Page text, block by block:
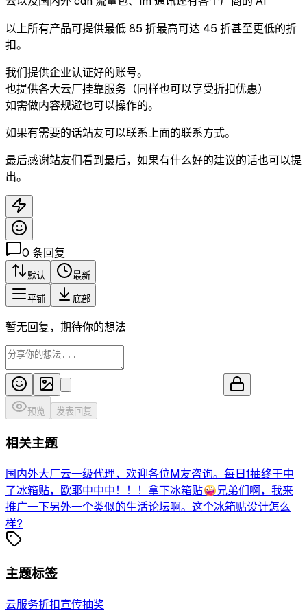
以上所有产品可提供最低 85 折最高可达 45 折甚至更低的折
扣。
我们提供企业认证好的账号。
也提供各大云厂挂靠服务（同样也可以享受折扣优惠）
如需做内容规避也可以操作的。
如果有需要的话站友可以联系上面的联系方式。
最后感谢站友们看到最后，如果有什么好的建议的话也可以提
出。
0 条回复
默认 最新
平铺 底部
暂无回复，期待你的想法
预览 发表回复
相关主题
国内外大厂云一级代理，欢迎各位M友咨询。 每日1抽终于中
了冰箱贴，欧耶中中中！！！拿下冰箱贴🤪兄弟们啊，我来
推广一下另外一个类似的生活论坛啊。 这个冰箱贴设计怎么
样?
主题标签
云服务折扣宣传抽奖